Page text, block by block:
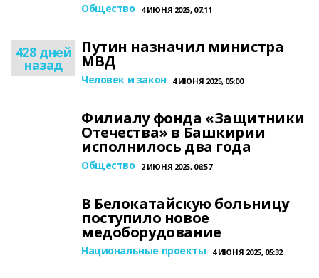
Общество 4 ИЮНЯ 2025, 07:11
428 дней
назад
Путин назначил министра
МВД
Человек и закон 4 ИЮНЯ 2025, 05:00
Филиалу фонда «Защитники
Отечества» в Башкирии
исполнилось два года
Общество 2 ИЮНЯ 2025, 06:57
В Белокатайскую больницу
поступило новое
медоборудование
Национальные проекты 4 ИЮНЯ 2025, 05:32